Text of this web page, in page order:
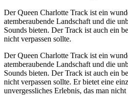
Der Queen Charlotte Track ist ein
atemberaubende Landschaft und die
Sounds bieten. Der Track ist auch ein
nicht verpassen sollte.
Der Queen Charlotte Track ist ein
atemberaubende Landschaft und die
Sounds bieten. Der Track ist auch ein
nicht verpassen sollte. Er bietet eine
unvergessliches Erlebnis, das man nicht